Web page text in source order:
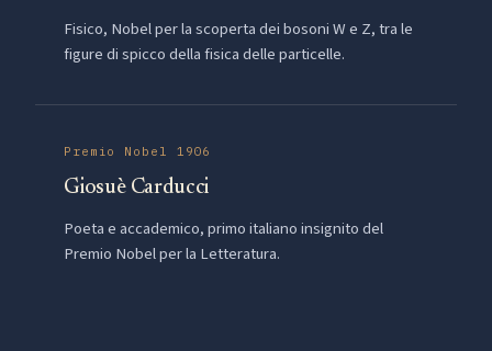
Fisico, Nobel per la scoperta dei bosoni W e Z, tra le
figure di spicco della fisica delle particelle.
Premio Nobel 1906
Giosuè Carducci
Poeta e accademico, primo italiano insignito del
Premio Nobel per la Letteratura.